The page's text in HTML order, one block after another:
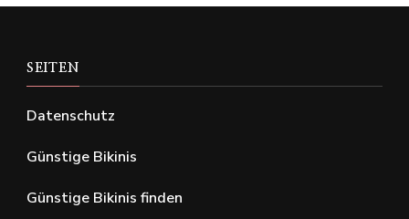
SEITEN
Datenschutz
Günstige Bikinis
Günstige Bikinis finden